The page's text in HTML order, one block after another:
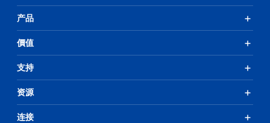
产品
價值
支持
资源
连接